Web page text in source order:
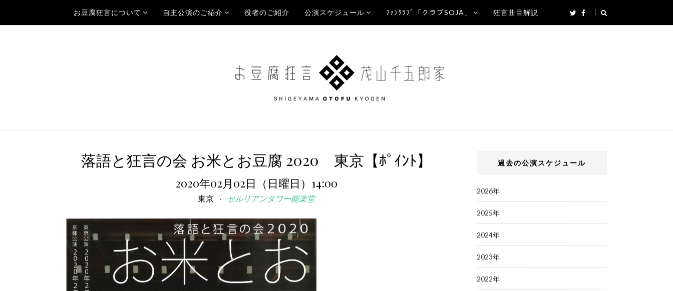
お豆腐狂言について 自主公演のご紹介 役者のご紹介 公演スケジュール ﾌｧﾝｸﾗﾌﾞ「クラブSOJA」 狂言曲目解説
落語と狂言の会 お米とお豆腐 2020 東京【ﾎﾟｲﾝﾄ】
2020年02月02日（日曜日）14:00
東京 セルリアンタワー能楽堂
過去の公演スケジュール
2026年
2025年
2024年
2023年
2022年